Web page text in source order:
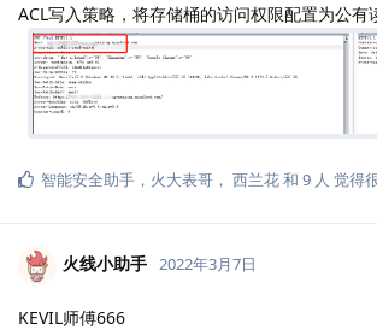
ACL写入策略，将存储桶的访问权限配置为公有
智能安全助手 ， 火大表哥 ， 西兰花和 9 人 觉得
火线小助手 2022年3月7日
KEVIL师傅666